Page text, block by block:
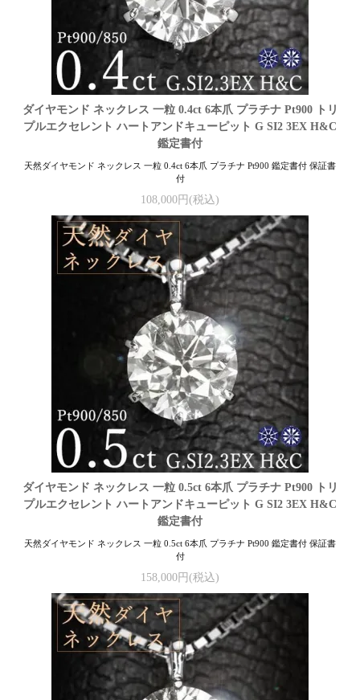
ダイヤモンド ネックレス 一粒 0.4ct 6本爪 プラチナ Pt900 トリ
プルエクセレント ハートアンドキューピット G SI2 3EX H&C
鑑定書付
天然ダイヤモンド ネックレス 一粒 0.4ct 6本爪 プラチナ Pt900 鑑定書付 保証書
付
108,000円(税込)
ダイヤモンド ネックレス 一粒 0.5ct 6本爪 プラチナ Pt900 トリ
プルエクセレント ハートアンドキューピット G SI2 3EX H&C
鑑定書付
天然ダイヤモンド ネックレス 一粒 0.5ct 6本爪 プラチナ Pt900 鑑定書付 保証書
付
158,000円(税込)